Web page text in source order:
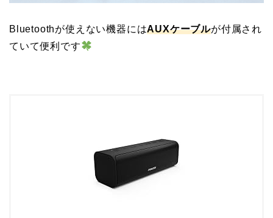
Bluetoothが使えない機器にはAUXケーブルが付属され
ていて便利です